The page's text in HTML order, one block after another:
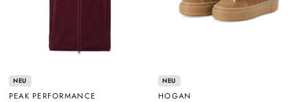
NEU
PEAK PERFORMANCE
NEU
HOGAN